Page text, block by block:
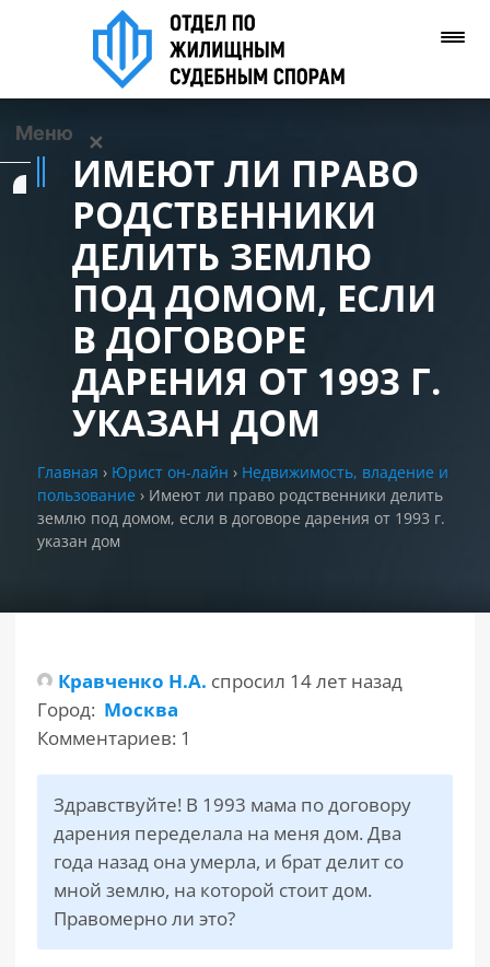
Меню ✕
Задать вопрос
(WhatsApp)
Позвонить нам
РАЗДЕЛЫ
ИМЕЮТ ЛИ ПРАВО
РОДСТВЕННИКИ
ДЕЛИТЬ ЗЕМЛЮ
ПОД ДОМОМ, ЕСЛИ
В ДОГОВОРЕ
ДАРЕНИЯ ОТ 1993 Г.
УКАЗАН ДОМ
Главная › Юрист он-лайн › Недвижимость, владение и
пользование › Имеют ли право родственники делить
землю под домом, если в договоре дарения от 1993 г.
указан дом
Кравченко Н.А. спросил 14 лет назад
Город: Москва
Комментариев: 1
Здравствуйте! В 1993 мама по договору
дарения переделала на меня дом. Два
года назад она умерла, и брат делит со
мной землю, на которой стоит дом.
Правомерно ли это?